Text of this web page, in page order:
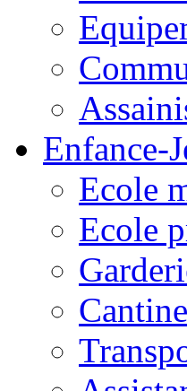
Enfance-
Ecole
Ecole